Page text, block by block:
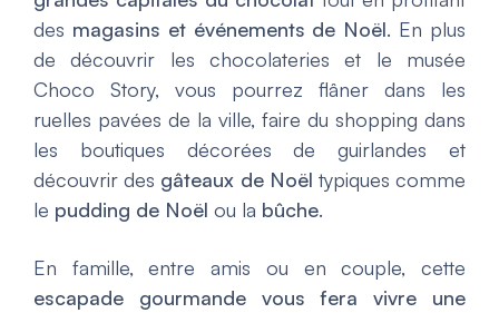
des magasins et événements de Noël. En plus
de découvrir les chocolateries et le musée
Choco Story, vous pourrez flâner dans les
ruelles pavées de la ville, faire du shopping dans
les boutiques décorées de guirlandes et
découvrir des gâteaux de Noël typiques comme
le pudding de Noël ou la bûche.
En famille, entre amis ou en couple, cette
escapade gourmande vous fera vivre une